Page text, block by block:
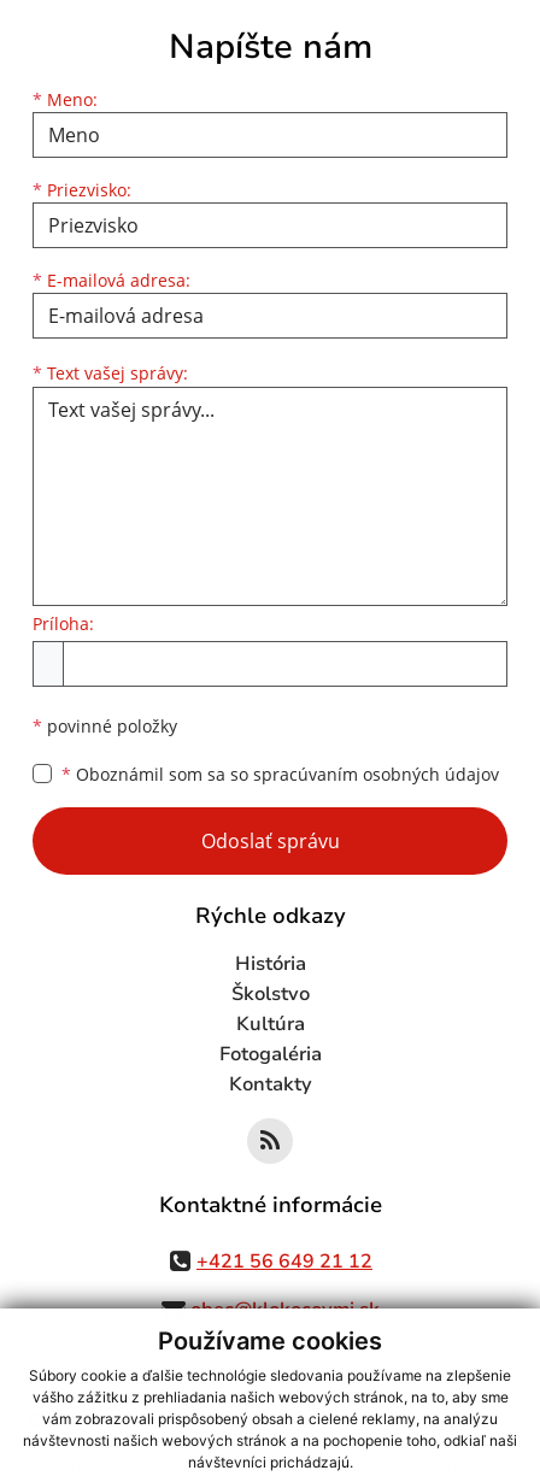
Používame cookies
Súbory cookie a ďalšie technológie sledovania používame na zlepšenie
vášho zážitku z prehliadania našich webových stránok, na to, aby sme
vám zobrazovali prispôsobený obsah a cielené reklamy, na analýzu
návštevnosti našich webových stránok a na pochopenie toho, odkiaľ naši
návštevníci prichádzajú.
Napíšte nám
* Meno:
Meno
* Priezvisko:
Priezvisko
* E-mailová adresa:
E-mailová adresa
* Text vašej správy:
Príloha:
* povinné položky
* Oboznámil som sa so spracúvaním osobných údajov
Google reCaptcha Response
Odoslať správu
Rýchle odkazy
História
Školstvo
Kultúra
Fotogaléria
Kontakty
Kontaktné informácie
+421 56 649 21 12
obec@klokocovmi.sk
využite možnosť získavania aktuálnych informácií s využitím RSS
CMS systém (redakčný) systém ECHELON 2,Mapa stránok,web portál
webex.digital, s.r.o.,domény,registrácia domény